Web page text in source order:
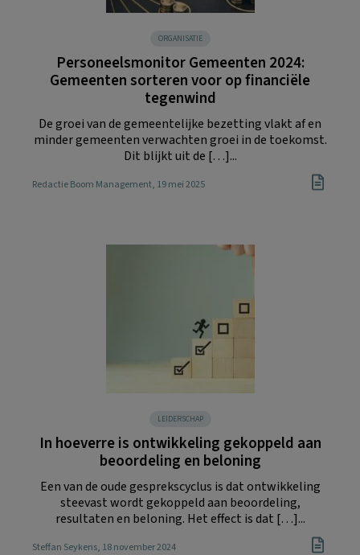
ORGANISATIE
Personeelsmonitor Gemeenten 2024:
Gemeenten sorteren voor op financiële
tegenwind
De groei van de gemeentelijke bezetting vlakt af en
minder gemeenten verwachten groei in de toekomst.
Dit blijkt uit de […]...
Redactie Boom Management, 19 mei 2025
LEIDERSCHAP
In hoeverre is ontwikkeling gekoppeld aan
beoordeling en beloning
Een van de oude gesprekscyclus is dat ontwikkeling
steevast wordt gekoppeld aan beoordeling,
resultaten en beloning. Het effect is dat […]...
Steffan Seykens, 18 november 2024